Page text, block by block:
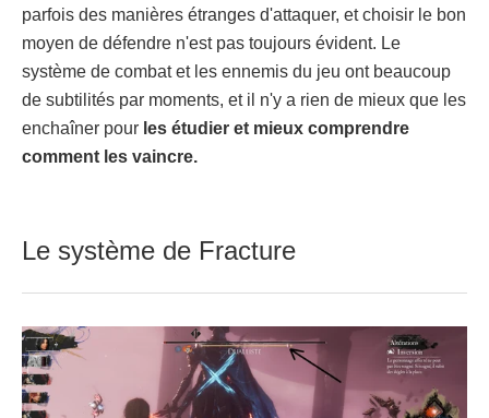
parfois des manières étranges d'attaquer, et choisir le bon
moyen de défendre n'est pas toujours évident. Le
système de combat et les ennemis du jeu ont beaucoup
de subtilités par moments, et il n'y a rien de mieux que les
enchaîner pour les étudier et mieux comprendre
comment les vaincre.
Le système de Fracture